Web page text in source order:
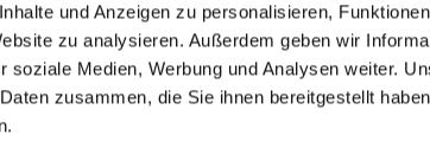
und Anzeigen zu personalisieren,
zu analysieren. Außerdem geben wir
soziale Medien, Werbung und Analysen weiter.
zusammen, die Sie ihnen bereitgestellt